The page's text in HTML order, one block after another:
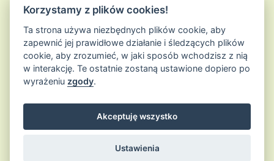
© 2026Sklep Ziołowa Wyspais proudly powered by
Entries (RSS) and Comments (RSS)
Korzystamy z plików cookies!
Ta strona używa niezbędnych plików cookie, aby
zapewnić jej prawidłowe działanie i śledzących plików
cookie, aby zrozumieć, w jaki sposób wchodzisz z nią
w interakcję. Te ostatnie zostaną ustawione dopiero po
wyrażeniu zgody.
Akceptuję wszystko
Ustawienia